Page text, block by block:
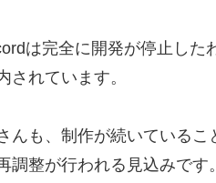
は完全に開発が停止し
されています。
んも、制作が続いている
調整が行われる見込みです。